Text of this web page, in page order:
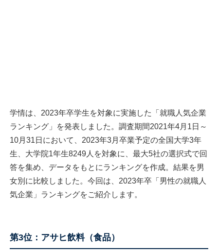
学情は、2023年卒学生を対象に実施した「就職人気企業
ランキング」を発表しました。調査期間2021年4月1日～
10月31日において、2023年3月卒業予定の全国大学3年
生、大学院1年生8249人を対象に、最大5社の選択式で回
答を集め、データをもとにランキングを作成。結果を男
女別に比較しました。今回は、2023年卒「男性の就職人
気企業」ランキングをご紹介します。
第3位：アサヒ飲料（食品）